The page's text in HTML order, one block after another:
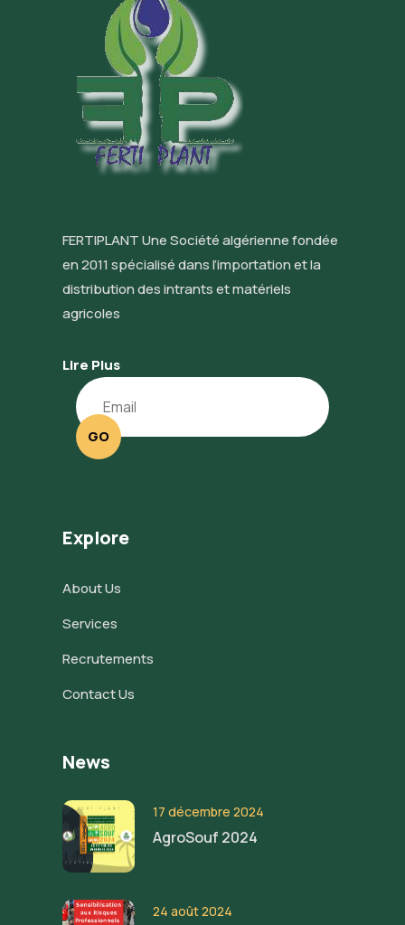
FERTIPLANT Une Société algérienne fondée
en 2011 spécialisé dans l’importation et la
distribution des intrants et matériels
agricoles
Lire Plus
GO
Explore
About Us
Services
Recrutements
Contact Us
News
17 décembre 2024
AgroSouf 2024
24 août 2024